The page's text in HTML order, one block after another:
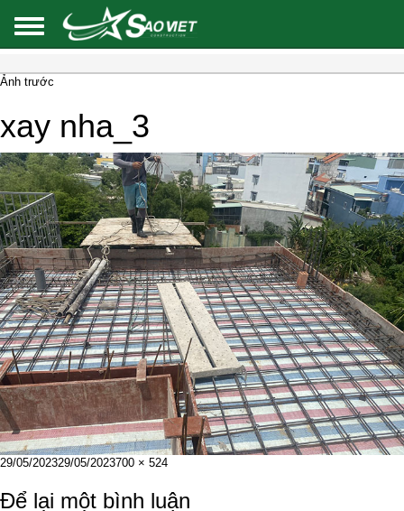
Ảnh trước
xay nha_3
Đăng
ngày
29/05/202329/05/2023Kích
đầy
700 × 524
Để lại một bình luận